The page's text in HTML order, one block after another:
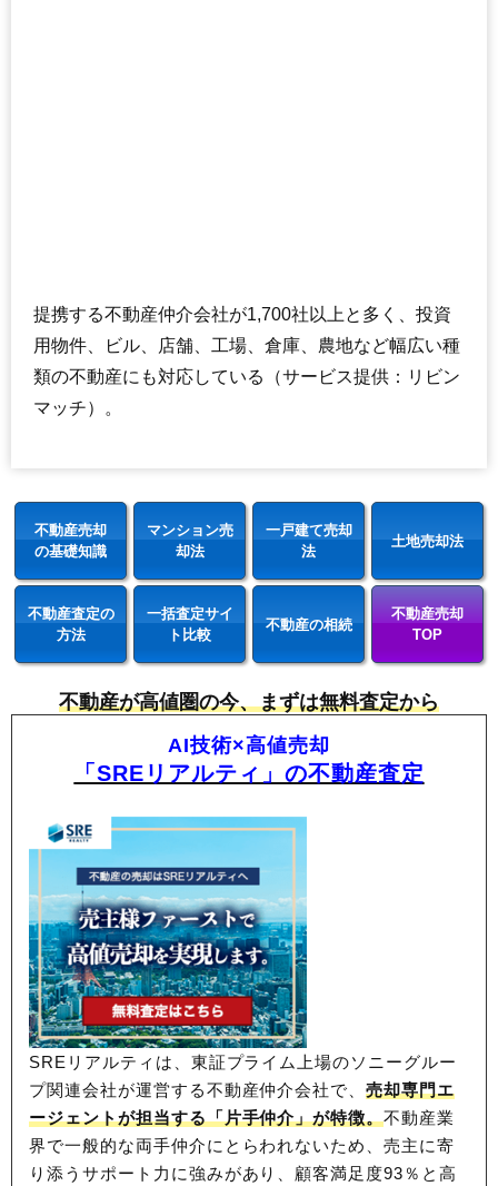
提携する不動産仲介会社が1,700社以上と多く、投資
用物件、ビル、店舗、工場、倉庫、農地など幅広い種
類の不動産にも対応している（サービス提供：リビン
マッチ）。
不動産売却
の基礎知識
マンション売
却法
一戸建て売却
法
土地売却法
不動産査定の
方法
一括査定サイ
ト比較
不動産の相続
不動産売却
TOP
不動産が高値圏の今、まずは無料査定から
AI技術×高値売却
「SREリアルティ」の不動産査定
SREリアルティは、東証プライム上場のソニーグルー
プ関連会社が運営する不動産仲介会社で、売却専門エ
ージェントが担当する「片手仲介」が特徴。不動産業
界で一般的な両手仲介にとらわれないため、売主に寄
り添うサポート力に強みがあり、顧客満足度93％と高